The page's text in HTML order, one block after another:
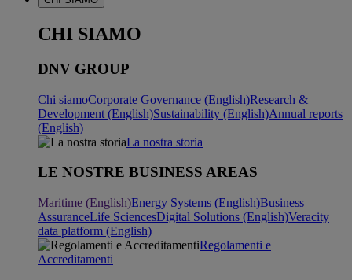
CHI SIAMO
DNV GROUP
Chi siamoCorporate Governance (English)Research &
Development (English)Sustainability (English)Annual reports
(English)
La nostra storia
LE NOSTRE BUSINESS AREAS
Maritime (English)Energy Systems (English)Business
AssuranceLife SciencesDigital Solutions (English)Veracity
data platform (English)
Regolamenti e
Accreditamenti